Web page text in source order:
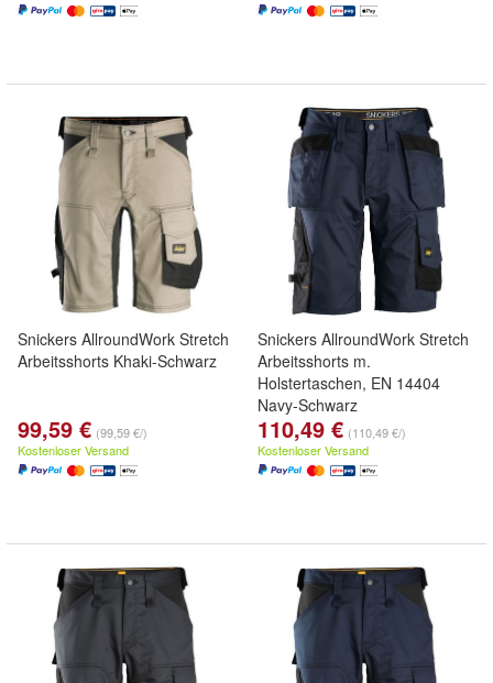
Snickers AllroundWork Stretch
Arbeitsshorts Khaki-Schwarz
99,59 € (99,59 €/)
Kostenloser Versand
Snickers AllroundWork Stretch
Arbeitsshorts m.
Holstertaschen, EN 14404
Navy-Schwarz
110,49 € (110,49 €/)
Kostenloser Versand